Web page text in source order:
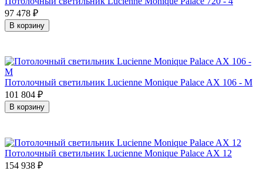
97 478 ₽
В корзину
Потолочный светильник Lucienne Monique Palace AX 106 - M
101 804 ₽
В корзину
Потолочный светильник Lucienne Monique Palace AX 12
154 938 ₽